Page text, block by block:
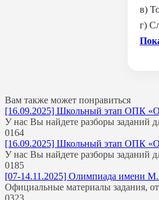
в)
г)
Вам также может понравиться
[16.09.2025] Школьный этап ОПК
У нас Вы найдете разборы заданий
0164
[16.09.2025] Школьный этап ОПК
У нас Вы найдете разборы заданий
0185
[07-14.11.2025] Олимпиада имени М.
Официальные материалы задания,
0323